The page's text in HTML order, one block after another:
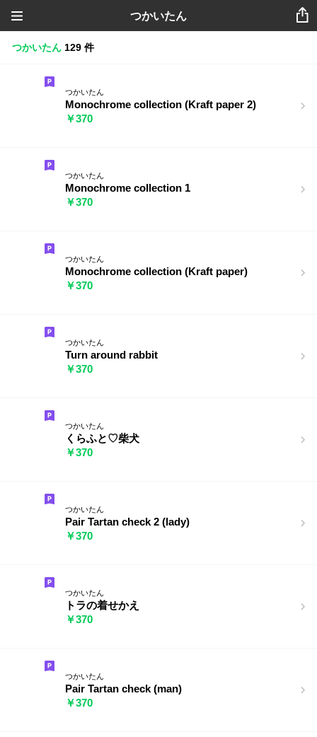
つかいたん
つかいたん 129 件
つかいたん
Monochrome collection (Kraft paper 2)
￥370
つかいたん
Monochrome collection 1
￥370
つかいたん
Monochrome collection (Kraft paper)
￥370
つかいたん
Turn around rabbit
￥370
つかいたん
くらふと♡柴犬
￥370
つかいたん
Pair Tartan check 2 (lady)
￥370
つかいたん
トラの着せかえ
￥370
つかいたん
Pair Tartan check (man)
￥370